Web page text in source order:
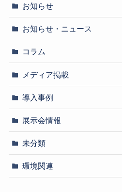
お知らせ
お知らせ・ニュース
コラム
メディア掲載
導入事例
展示会情報
未分類
環境関連